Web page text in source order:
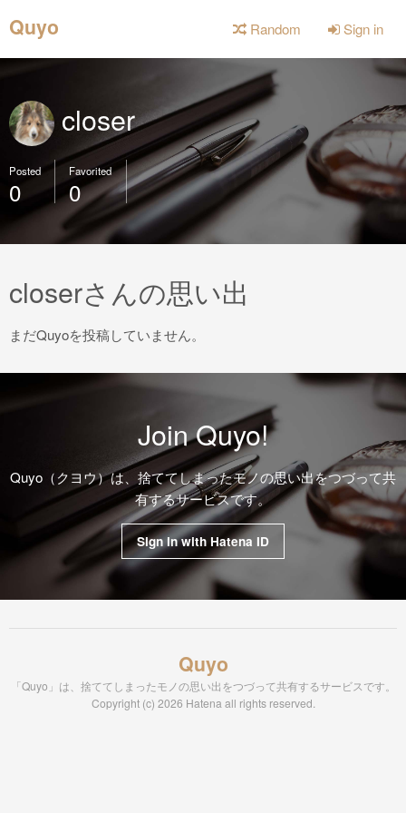
Quyo Random Sign in
closer
Posted
0
Favorited
0
closerさんの思い出
まだQuyoを投稿していません。
Join Quyo!
Quyo（クヨウ）は、捨ててしまったモノの思い出をつづって共
有するサービスです。
Sign in with Hatena ID
Quyo
「Quyo」は、捨ててしまったモノの思い出をつづって共有するサービスです。
Copyright (c) 2026 Hatena all rights reserved.